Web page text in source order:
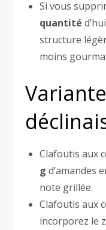
Si vous
quantité
structure
moins
Clafoutis aux
g d’amandes
note grillée.
Clafoutis aux
incorporez le